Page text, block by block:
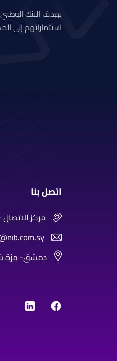
يهدف البنك
استثماراتهم إلى
اتصل بنا
00963 11 9655 - مركز الاتصال
دمشق- مزة